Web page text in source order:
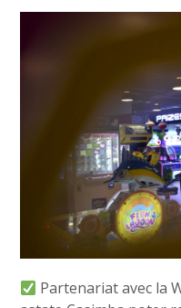
Partenariat avec la